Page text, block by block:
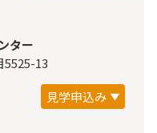
ター
5525-13
見学申込み